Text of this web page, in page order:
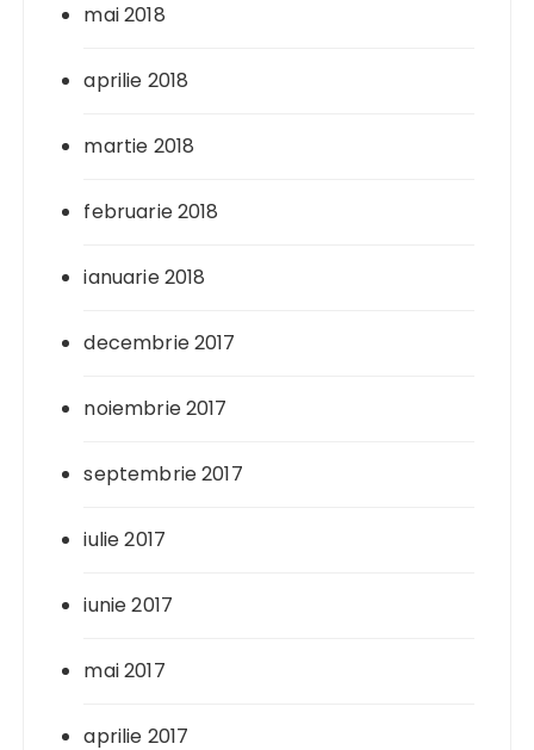
mai 2018
aprilie 2018
martie 2018
februarie 2018
ianuarie 2018
decembrie 2017
noiembrie 2017
septembrie 2017
iulie 2017
iunie 2017
mai 2017
aprilie 2017